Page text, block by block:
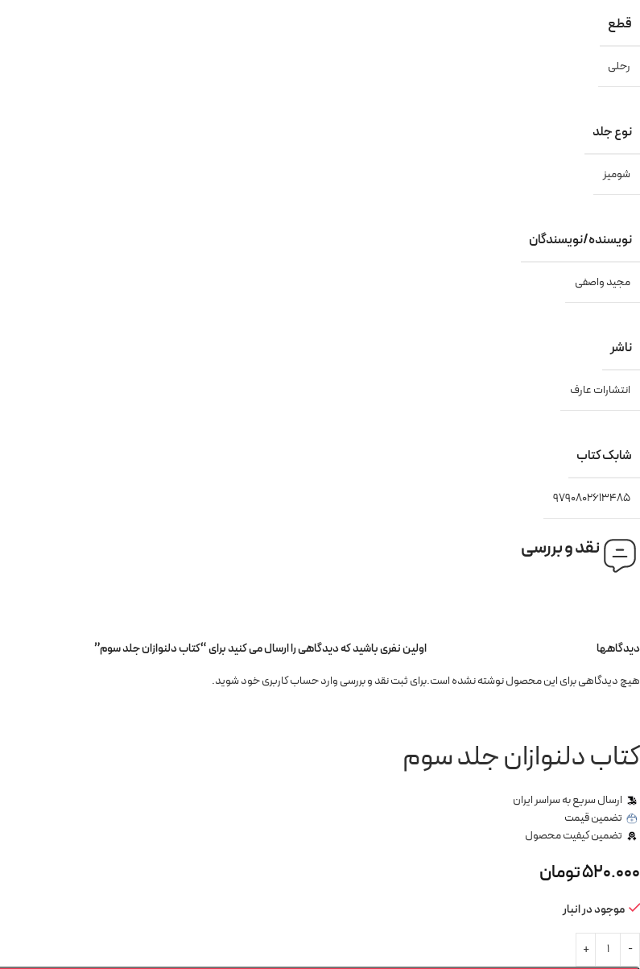
قطع
رحلی
نوع جلد
شومیز
نویسنده/نویسندگان
مجید واصفی
ناشر
انتشارات عارف
شابک کتاب
9790802613485
نقد و بررسی
دیدگاهها
هیچ دیدگاهی برای این محصول نوشته نشده است.
اولین نفری باشید که دیدگاهی را ارسال می کنید برای “کتاب دلنوازان جلد سوم”
برای ثبت نقد و بررسیوارد حساب کاربری خودشوید.
کتاب دلنوازان جلد سوم
ارسال سریع به سراسر ایران
تضمین قیمت
تضمین کیفیت محصول
520.000تومان
موجود در انبار